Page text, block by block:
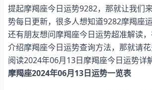
提起摩羯座今日运势9282，那就让我们
势每日更新，很多人想知道9282摩羯座
还有朋友想问摩羯座今日运势超准解读
介绍摩羯座今日运势查询方法，那就请
阅读2024年06月13日摩羯座今日运势详
摩羯座2024年06月13日运势一览表